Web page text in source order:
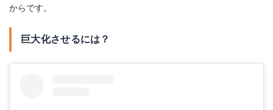
からです。
巨大化させるには？